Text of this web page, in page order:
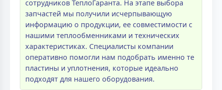
сотрудников ТеплоГаранта. На этапе выбора
запчастей мы получили исчерпывающую
информацию о продукции, ее совместимости с
нашими теплообменниками и технических
характеристиках. Специалисты компании
оперативно помогли нам подобрать именно те
пластины и уплотнения, которые идеально
подходят для нашего оборудования.